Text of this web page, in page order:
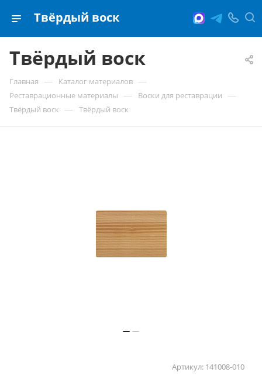
Твёрдый воск
Твёрдый воск
Главная — Каталог материалов —
Реставрационные материалы — Воски для реставрации —
Твёрдый воск — Твёрдый воск
Артикул: 141008-010